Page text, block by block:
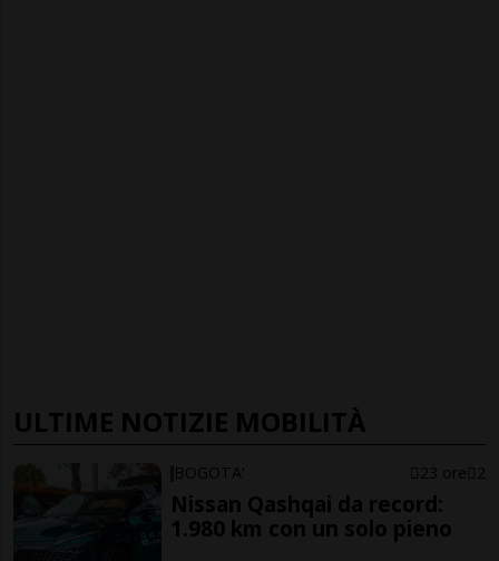
ULTIME NOTIZIE MOBILITÀ
BOGOTA' 23 ore 2
Nissan Qashqai da record:
1.980 km con un solo pieno